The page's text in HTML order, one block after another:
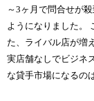
～3ヶ月で問合せが
ようになりました。
た、ライバル店が増
実店舗なしでビジネ
な貸手市場になるの